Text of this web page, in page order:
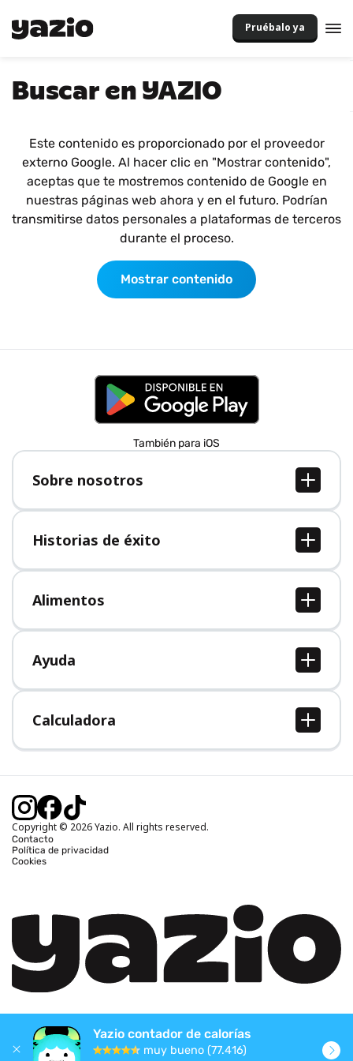
Pruébalo ya
Buscar en YAZIO
Este contenido es proporcionado por el proveedor
externo Google. Al hacer clic en "Mostrar contenido",
aceptas que te mostremos contenido de Google en
nuestras páginas web ahora y en el futuro. Podrían
transmitirse datos personales a plataformas de terceros
durante el proceso.
Mostrar contenido
También para iOS
Sobre nosotros
Sobre nosotros
Empleo
Prensa
Historias de éxito
Todas las historias de éxito
Alimentos
Todos los alimentos
Ayuda
Centro de ayuda
Calculadora
Calcular IMC
Calcular peso ideal
Calcular calorías quemadas
Copyright © 2026 Yazio. All rights reserved.
Contacto
Política de privacidad
Cookies
Yazio contador de calorías
muy bueno (77.416)